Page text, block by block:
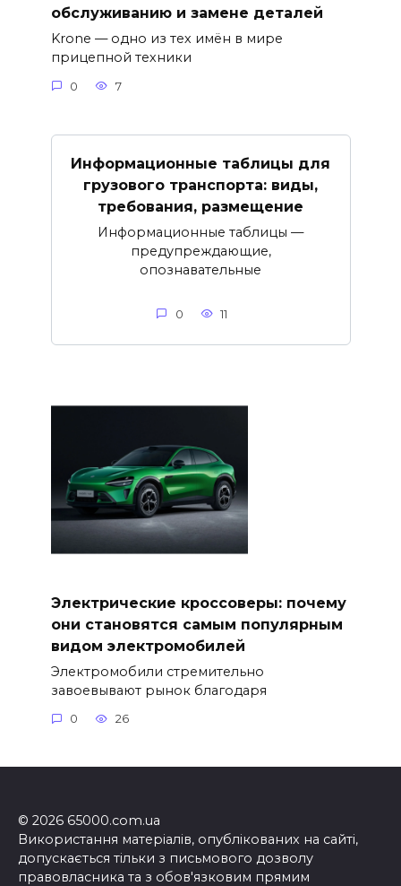
обслуживанию и замене деталей
Krone — одно из тех имён в мире
прицепной техники
0 7
Информационные таблицы для
грузового транспорта: виды,
требования, размещение
Информационные таблицы —
предупреждающие,
опознавательные
0 11
Электрические кроссоверы: почему
они становятся самым популярным
видом электромобилей
Электромобили стремительно
завоевывают рынок благодаря
0 26
© 2026 65000.com.ua
Використання матеріалів, опублікованих на сайті,
допускається тільки з письмового дозволу
правовласника та з обов'язковим прямим